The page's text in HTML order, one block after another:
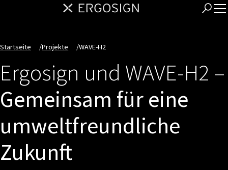
Startseite /Projekte /WAVE-H2
Ergosign und WAVE-H2 –
Gemeinsam für eine
umweltfreundliche
Zukunft